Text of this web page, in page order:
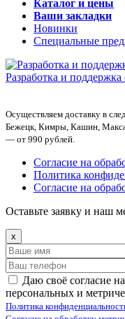
Каталог и цены
Ваши закладки
Новинки
Специальные
Разработка и поддержка
Осуществляем доставку в
Бежецк, Кимры, Кашин,
— от 990 рублей.
Согласие на
Политика
Согласие на
Оставьте заявку и наш
x
Даю своё согласие
персональных и
Политика